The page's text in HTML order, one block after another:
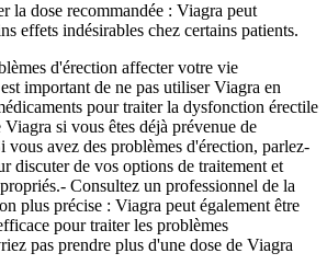
la dose recommandée : Viagra peut
effets indésirables chez certains patients.
d'érection affecter votre vie
important de ne pas utiliser Viagra en
pour traiter la dysfonction érectile
si vous êtes déjà prévenue de
vous avez des problèmes d'érection, parlez-
discuter de vos options de traitement et
Consultez un professionnel de la
plus précise : Viagra peut également être
pour traiter les problèmes
pas prendre plus d'une dose de Viagra